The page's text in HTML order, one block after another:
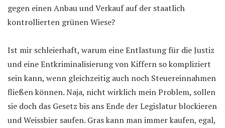
gegen einen Anbau und Verkauf auf der staatlich
kontrollierten grünen Wiese?
Ist mir schleierhaft, warum eine Entlastung für die Justiz
und eine Entkriminalisierung von Kiffern so kompliziert
sein kann, wenn gleichzeitig auch noch Steuereinnahmen
fließen können. Naja, nicht wirklich mein Problem, sollen
sie doch das Gesetz bis ans Ende der Legislatur blockieren
und Weissbier saufen. Gras kann man immer kaufen, egal,